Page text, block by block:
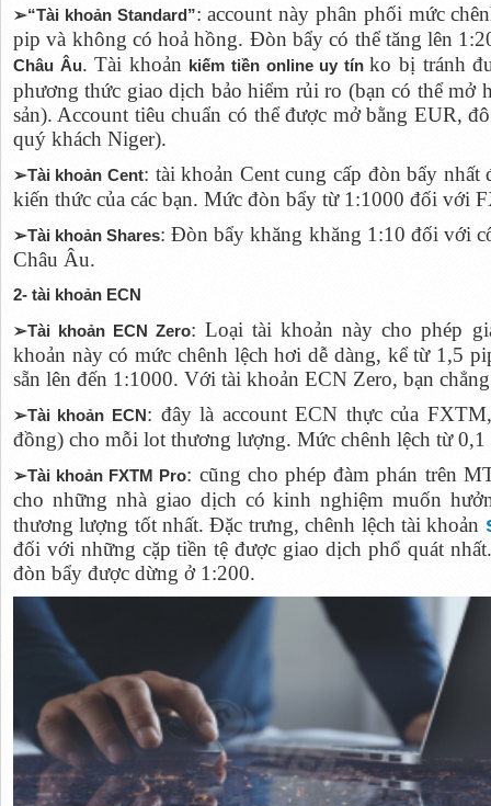
➢“Tài khoản Standard”: account này phân phối mức
pip và không có hoả hồng. Đòn bẩy có thể tăng lên
Châu Âu. Tài khoản kiếm tiền online uy tín ko bị tránh
phương thức giao dịch bảo hiểm rủi ro (bạn có thể mở
sản). Account tiêu chuẩn có thể được mở bằng EUR,
quý khách Niger).
➢Tài khoản Cent: tài khoản Cent cung cấp đòn bẩy
kiến thức của các bạn. Mức đòn bẩy từ 1:1000 đối với
➢Tài khoản Shares: Đòn bẩy khăng khăng 1:10 đối với
Châu Âu.
2- tài khoản ECN
➢Tài khoản ECN Zero: Loại tài khoản này cho phép
khoản này có mức chênh lệch hơi dễ dàng, kể từ 1,5
sẵn lên đến 1:1000. Với tài khoản ECN Zero, bạn
➢Tài khoản ECN: đây là account ECN thực của
đồng) cho mỗi lot thương lượng. Mức chênh lệch từ 0,1
➢Tài khoản FXTM Pro: cũng cho phép đàm phán trên
cho những nhà giao dịch có kinh nghiệm muốn
thương lượng tốt nhất. Đặc trưng, chênh lệch tài khoản
đối với những cặp tiền tệ được giao dịch phổ quát
đòn bẩy được dừng ở 1:200.